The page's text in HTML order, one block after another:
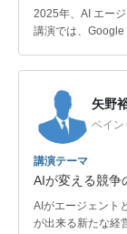
2025年、AI エー
講演では、Google
矢野
ベイ
講演テーマ
AIが変える競争
AIがエージェント
が出来る新たな経